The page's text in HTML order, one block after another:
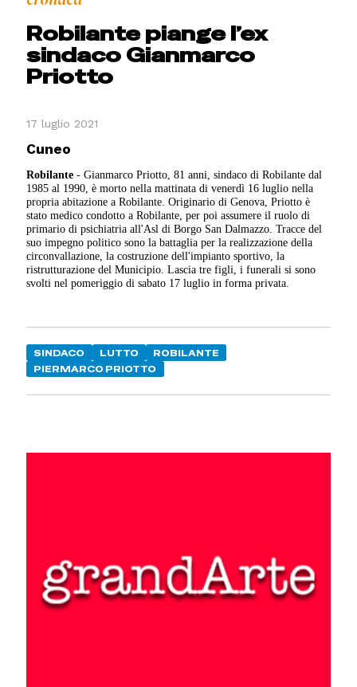
Robilante piange l’ex
sindaco Gianmarco
Priotto
17 luglio 2021
Cuneo
Robilante - Gianmarco Priotto, 81 anni, sindaco di Robilante dal
1985 al 1990, è morto nella mattinata di venerdì 16 luglio nella
propria abitazione a Robilante. Originario di Genova, Priotto è
stato medico condotto a Robilante, per poi assumere il ruolo di
primario di psichiatria all'Asl di Borgo San Dalmazzo. Tracce del
suo impegno politico sono la battaglia per la realizzazione della
circonvallazione, la costruzione dell'impianto sportivo, la
ristrutturazione del Municipio. Lascia tre figli, i funerali si sono
svolti nel pomeriggio di sabato 17 luglio in forma privata.
SINDACO LUTTO
ROBILANTE
PIERMARCO PRIOTTO